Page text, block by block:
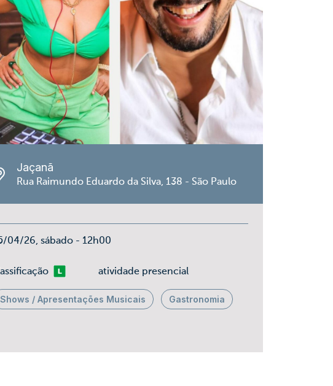
Jaçanã
Rua Raimundo Eduardo da Silva, 138 - São Paulo
04/26, sábado - 12h00
Livre atividade presencial
Shows / Apresentações Musicais Gastronomia